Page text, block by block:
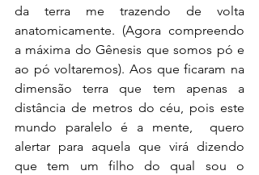
da terra me trazendo de volta
anatomicamente. (Agora compreendo
a máxima do Gênesis que somos pó e
ao pó voltaremos). Aos que ficaram na
dimensão terra que tem apenas a
distância de metros do céu, pois este
mundo paralelo é a mente,  quero
alertar para aquela que virá dizendo
que tem um filho do qual sou o